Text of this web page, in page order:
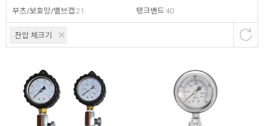
부츠/보호망/밸브캡 21
탱크밴드 40
잔압 체크기